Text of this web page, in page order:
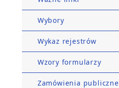
Wybory
Wykaz rejestrów
Wzory formularzy
Zamówienia publiczne